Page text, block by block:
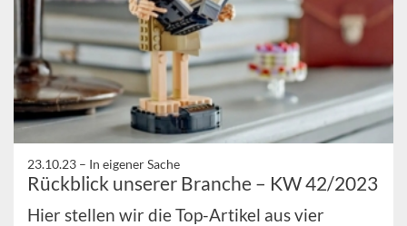
23.10.23 – In eigener Sache
Rückblick unserer Branche – KW 42/2023
Hier stellen wir die Top-Artikel aus vier